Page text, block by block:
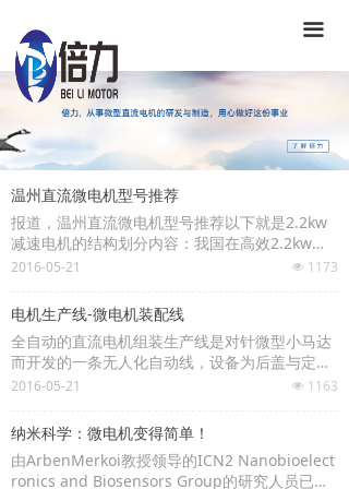
끀
温州直流微电机型号推荐
报道，温州直流微电机型号推荐以下就是2.2kw
减速电机的结构划分内容：我国在高效2.2kw减
速电机研发方面与国际水平基本保持同步，技术
报告显示，我国2.2kw减速电机年用电量已超过2
万亿千瓦时，约占全国用电量的60%。不难看
出，2.2kw减速电机在国内市场中的推广显得尤
为重要。
在工业领域中，减速电机量约占工业用电总量的
机是指能将直流电能转换成机械能或将机械能转
换成电能的同轴减速机电机。而2.2kw减速电机
的结构应由定子和转子两大部分组成。同轴减速
넶 1173
2016-05-21
电机生产线-微电机装配线
全自动的直流电机组装生产线是对针微型小马达
而开发的一条无人化自动线，设备为后盖与定子
机壳整体为1人操作上下料，机器为全自动操
分别有装/卸料功能。其设备包含装配铜环、装配
换向器、绕线、点焊、精车、电枢测试、装配介
子、装配大壳轴承、装配磁石、充磁、装配小壳
넶 1163
2016-05-21
纳米科学：微电机变得简单！
由ArbenMerkoi教授领导的ICN2 Nanobioelect
ronics and Biosensors Group的研究人员已经